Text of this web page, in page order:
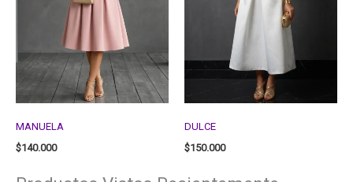
MANUELA
$140.000
DULCE
$150.000